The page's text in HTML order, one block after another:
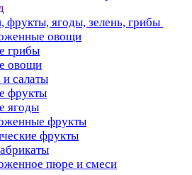
фрукты, ягоды, зелень, грибы
овощи
грибы
овощи
и салаты
фрукты
ягоды
фрукты
фрукты
пюре и смеси